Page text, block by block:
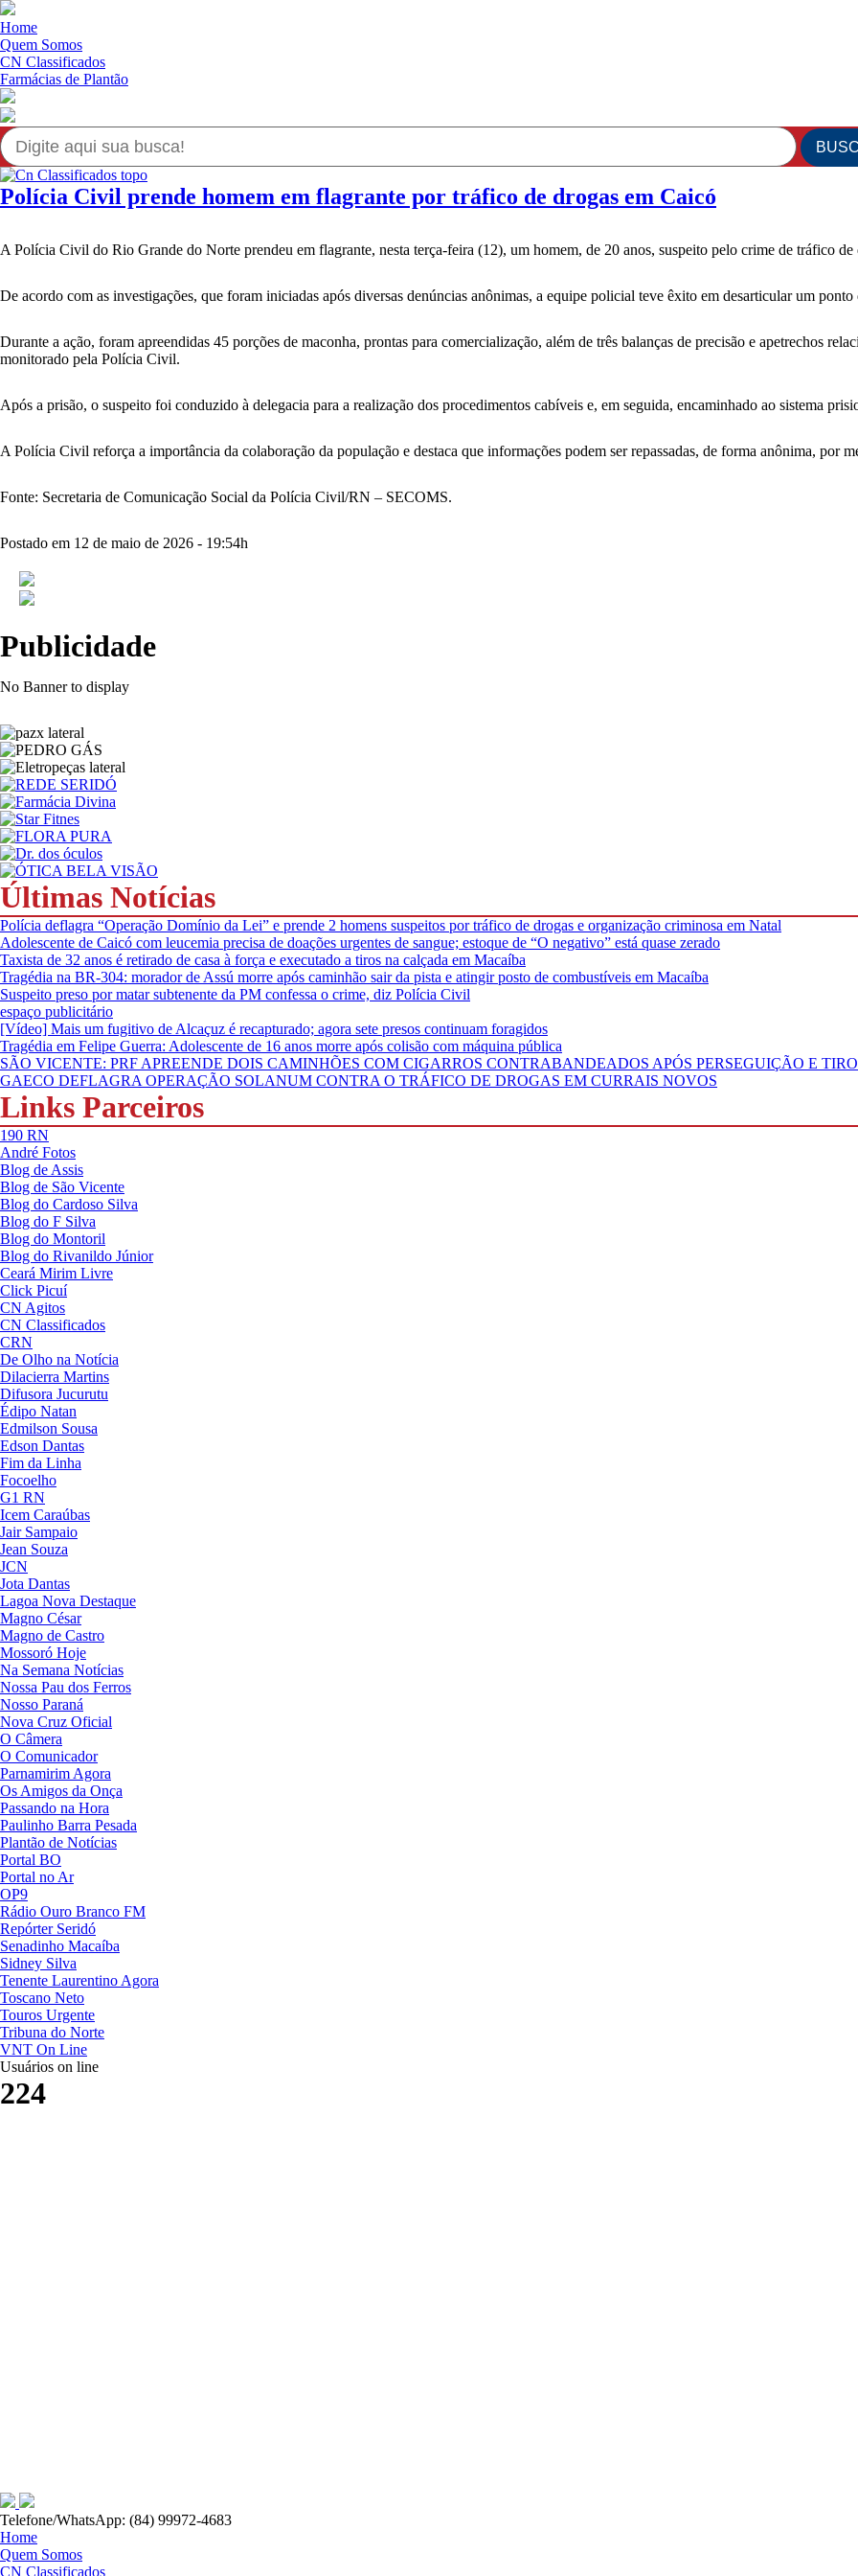
Home
Quem Somos
CN Classificados
Farmácias de Plantão
Polícia Civil prende homem em flagrante por tráfico de drogas em Caicó
A Polícia Civil do Rio Grande do Norte prendeu em flagrante, nesta terça-feira (12), um homem, de 20 anos, suspeito pelo crime de tráfico de
De acordo com as investigações, que foram iniciadas após diversas denúncias anônimas, a equipe policial teve êxito em desarticular um
Durante a ação, foram apreendidas 45 porções de maconha, prontas para comercialização, além de três balanças de precisão e apetrechos
monitorado pela Polícia Civil.
Após a prisão, o suspeito foi conduzido à delegacia para a realização dos procedimentos cabíveis e, em seguida, encaminhado ao sistema
A Polícia Civil reforça a importância da colaboração da população e destaca que informações podem ser repassadas, de forma anônima, por
Fonte: Secretaria de Comunicação Social da Polícia Civil/RN – SECOMS.
Postado em 12 de maio de 2026 - 19:54h
Publicidade
No Banner to display
Últimas Notícias
Polícia deflagra “Operação Domínio da Lei” e prende 2 homens suspeitos por tráfico de drogas e organização criminosa em Natal
Adolescente de Caicó com leucemia precisa de doações urgentes de sangue; estoque de “O negativo” está quase zerado
Taxista de 32 anos é retirado de casa à força e executado a tiros na calçada em Macaíba
Tragédia na BR-304: morador de Assú morre após caminhão sair da pista e atingir posto de combustíveis em Macaíba
Suspeito preso por matar subtenente da PM confessa o crime, diz Polícia Civil
espaço publicitário
[Vídeo] Mais um fugitivo de Alcaçuz é recapturado; agora sete presos continuam foragidos
Tragédia em Felipe Guerra: Adolescente de 16 anos morre após colisão com máquina pública
SÃO VICENTE: PRF APREENDE DOIS CAMINHÕES COM CIGARROS CONTRABANDEADOS APÓS PERSEGUIÇÃO E
GAECO DEFLAGRA OPERAÇÃO SOLANUM CONTRA O TRÁFICO DE DROGAS EM CURRAIS NOVOS
Links Parceiros
190 RN
André Fotos
Blog de Assis
Blog de São Vicente
Blog do Cardoso Silva
Blog do F Silva
Blog do Montoril
Blog do Rivanildo Júnior
Ceará Mirim Livre
Click Picuí
CN Agitos
CN Classificados
CRN
De Olho na Notícia
Dilacierra Martins
Difusora Jucurutu
Édipo Natan
Edmilson Sousa
Edson Dantas
Fim da Linha
Focoelho
G1 RN
Icem Caraúbas
Jair Sampaio
Jean Souza
JCN
Jota Dantas
Lagoa Nova Destaque
Magno César
Magno de Castro
Mossoró Hoje
Na Semana Notícias
Nossa Pau dos Ferros
Nosso Paraná
Nova Cruz Oficial
O Câmera
O Comunicador
Parnamirim Agora
Os Amigos da Onça
Passando na Hora
Paulinho Barra Pesada
Plantão de Notícias
Portal BO
Portal no Ar
OP9
Rádio Ouro Branco FM
Repórter Seridó
Senadinho Macaíba
Sidney Silva
Tenente Laurentino Agora
Toscano Neto
Touros Urgente
Tribuna do Norte
VNT On Line
Usuários on line
224
Telefone/WhatsApp: (84) 99972-4683
Home
Quem Somos
CN Classificados